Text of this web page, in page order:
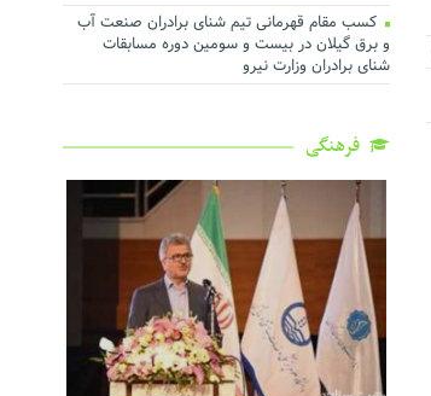
کسب مقام قهرمانی تیم شنای برادران صنعت آب
و برق گیلان در بیست و سومین دوره مسابقات
شنای برادران وزارت نیرو
فرهنگی